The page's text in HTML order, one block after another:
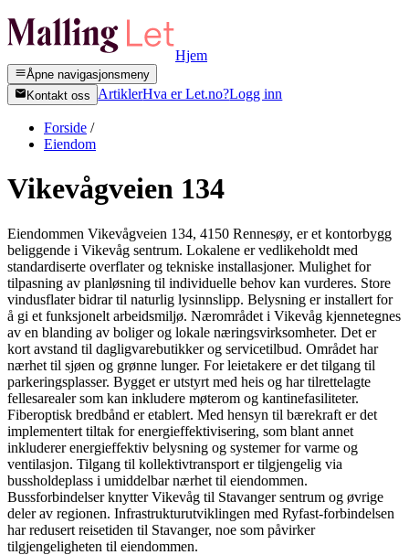
Hjem
Åpne navigasjonsmeny
Kontakt oss
ArtiklerHva er Let.no?Logg inn
Forside /
Eiendom
Vikevågveien 134
Eiendommen Vikevågveien 134, 4150 Rennesøy, er et kontorbygg
beliggende i Vikevåg sentrum. Lokalene er vedlikeholdt med
standardiserte overflater og tekniske installasjoner. Mulighet for
tilpasning av planløsning til individuelle behov kan vurderes. Store
vindusflater bidrar til naturlig lysinnslipp. Belysning er installert for
å gi et funksjonelt arbeidsmiljø. Nærområdet i Vikevåg kjennetegnes
av en blanding av boliger og lokale næringsvirksomheter. Det er
kort avstand til dagligvarebutikker og servicetilbud. Området har
nærhet til sjøen og grønne lunger. For leietakere er det tilgang til
parkeringsplasser. Bygget er utstyrt med heis og har tilrettelagte
fellesarealer som kan inkludere møterom og kantinefasiliteter.
Fiberoptisk bredbånd er etablert. Med hensyn til bærekraft er det
implementert tiltak for energieffektivisering, som blant annet
inkluderer energieffektiv belysning og systemer for varme og
ventilasjon. Tilgang til kollektivtransport er tilgjengelig via
bussholdeplass i umiddelbar nærhet til eiendommen.
Bussforbindelser knytter Vikevåg til Stavanger sentrum og øvrige
deler av regionen. Infrastrukturutviklingen med Ryfast-forbindelsen
har redusert reisetiden til Stavanger, noe som påvirker
tilgjengeligheten til eiendommen.